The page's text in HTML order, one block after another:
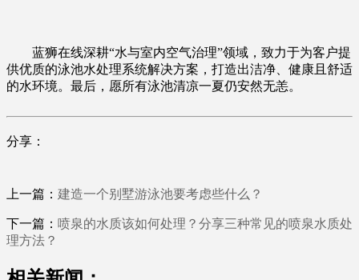
蓝狮在线深耕“水与室内空气治理”领域，致力于为客户提
供优质的泳池水处理系统解决方案，打造出洁净、健康且舒适
的水环境。最后，愿所有泳池清凉一夏仍安然无恙。
分享：
上一篇： 建造一个别墅游泳池要考虑些什么？
下一篇： 喷泉的水质该如何处理？分享三种常见的喷泉水质处
理方法？